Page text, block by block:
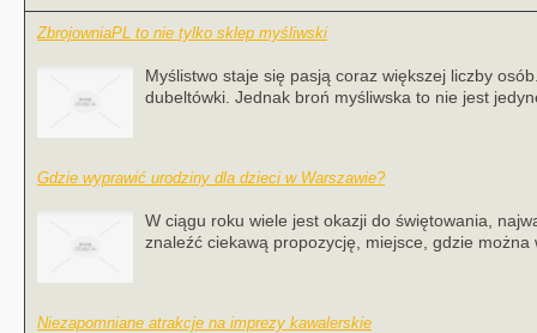
ZbrojowniaPL to nie tylko sklep myśliwski
Myślistwo staje się pasją coraz większej liczby
dubeltówki. Jednak broń myśliwska to nie jest
Gdzie wyprawić urodziny dla dzieci w Warszawie?
W ciągu roku wiele jest okazji do świętowania,
znaleźć ciekawą propozycję, miejsce, gdzie można
Niezapomniane atrakcje na imprezy kawalerskie